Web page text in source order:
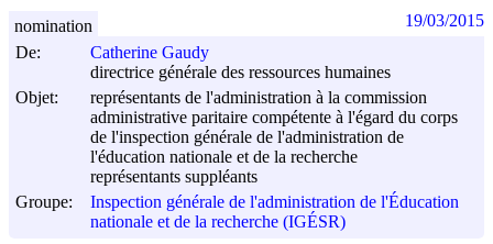
De:
Catherine Gaudy
directrice générale des ressources humaines
Objet:
représentants de l'administration à la commission
administrative paritaire compétente à l'égard du corps
de l'inspection générale de l'administration de
l'éducation nationale et de la recherche
représentants suppléants
Groupe:
Inspection générale de l'administration de l'Éducation
nationale et de la recherche (IGÉSR)
nomination 19/03/2015